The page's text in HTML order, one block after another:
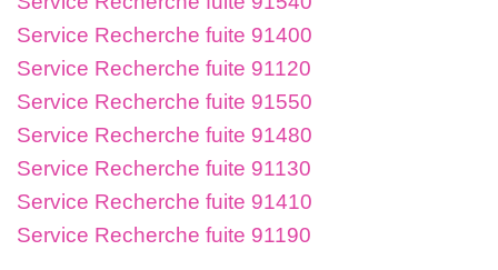
Service Recherche fuite 91400
Service Recherche fuite 91120
Service Recherche fuite 91550
Service Recherche fuite 91480
Service Recherche fuite 91130
Service Recherche fuite 91410
Service Recherche fuite 91190